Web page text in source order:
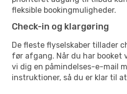
fleksible bookingmuligheder.
Check-in og klargøring
De fleste flyselskaber tillader
før afgang. Når du har booket
vi dig en påmindelses-e-mail
instruktioner, så du er klar til